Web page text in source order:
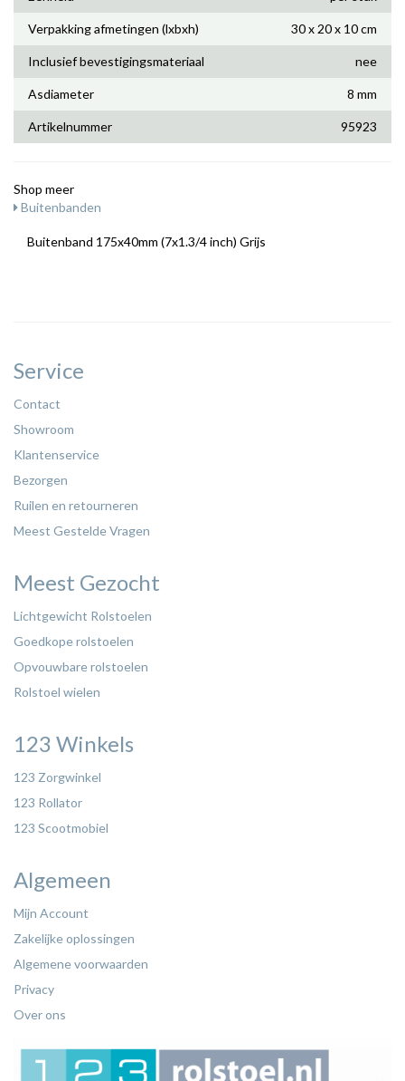
Verpakking afmetingen (lxbxh) 30 x 20 x 10 cm
Inclusief bevestigingsmateriaal nee
Asdiameter 8 mm
Artikelnummer 95923
Shop meer
Buitenbanden
Buitenband 175x40mm (7x1.3/4 inch) Grijs
Service
Contact
Showroom
Klantenservice
Bezorgen
Ruilen en retourneren
Meest Gestelde Vragen
Meest Gezocht
Lichtgewicht Rolstoelen
Goedkope rolstoelen
Opvouwbare rolstoelen
Rolstoel wielen
123 Winkels
123 Zorgwinkel
123 Rollator
123 Scootmobiel
Algemeen
Mijn Account
Zakelijke oplossingen
Algemene voorwaarden
Privacy
Over ons